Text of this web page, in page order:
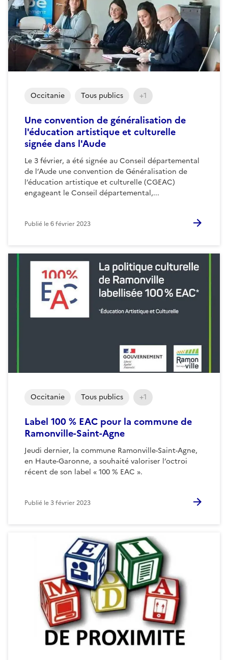
Une convention de généralisation de
l'éducation artistique et culturelle
signée dans l'Aude
Le 3 février, a été signée au Conseil départemental
de l’Aude une convention de Généralisation de
l’éducation artistique et culturelle (CGEAC)
engageant le Conseil départemental,...
Occitanie Tous publics +1
Publié le6 février 2023
Label 100 % EAC pour la commune de
Ramonville-Saint-Agne
Jeudi dernier, la commune Ramonville-Saint-Agne,
en Haute-Garonne, a souhaité valoriser l’octroi
récent de son label « 100 % EAC ».
Occitanie Tous publics +1
Publié le3 février 2023